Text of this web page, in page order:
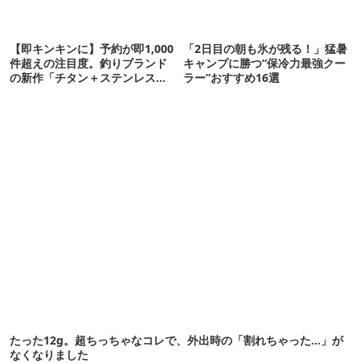
【即キンキンに】予約が即1,000
件超えの注目度。釣りブランド
の新作「チタン＋ステンレスの
「2日目の朝も氷が残る！」猛暑
キャンプに勝つ“保冷力最強クー
ラー”おすすめ16選
たった12g。超ちっちゃなコレで、外出時の「割れちゃった…」が
なくなりました